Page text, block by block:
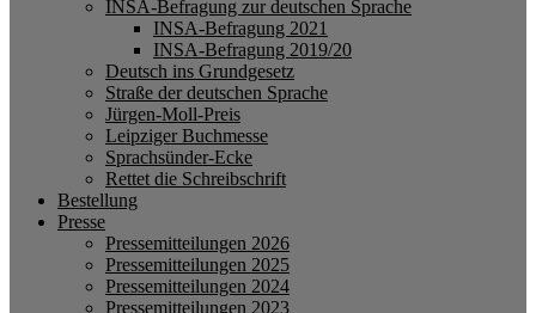
INSA-Befragung zur deutschen Sprache
INSA-Befragung 2021
INSA-Befragung 2019/20
Deutsch ins Grundgesetz
Straße der deutschen Sprache
Jürgen-Moll-Preis
Leipziger Buchmesse
Sprachsünder-Ecke
Rettet die Schreibschrift
Bestellung
Presse
Pressemitteilungen 2026
Pressemitteilungen 2025
Pressemitteilungen 2024
Pressemitteilungen 2023